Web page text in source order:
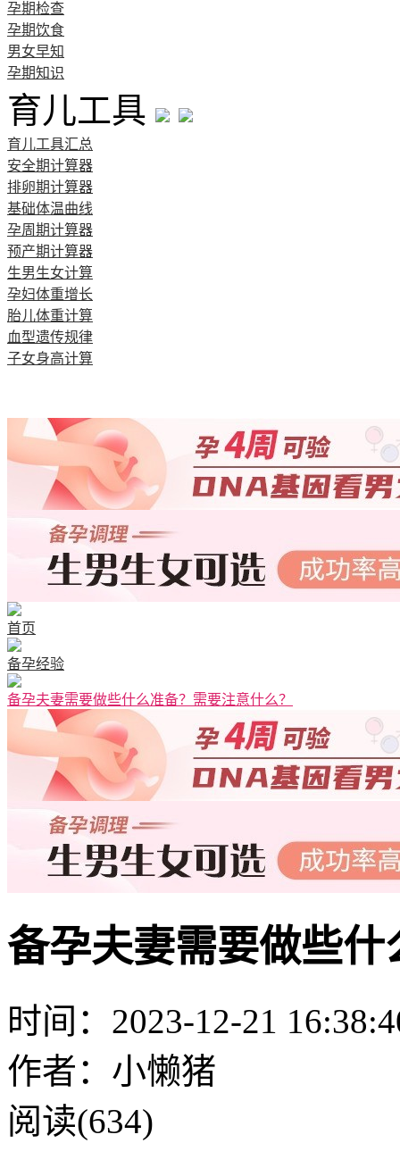
孕期检查
孕期饮食
男女早知
孕期知识
育儿工具
育儿工具汇总
安全期计算器
排卵期计算器
基础体温曲线
孕周期计算器
预产期计算器
生男生女计算
孕妇体重增长
胎儿体重计算
血型遗传规律
子女身高计算
首页
备孕经验
备孕夫妻需要做些什么准备？需要注意什么？
备孕夫妻需要做些
时间：2023-12-21
作者：小懒猪
阅读(634)